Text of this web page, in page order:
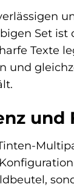
Set ist
Texte
und